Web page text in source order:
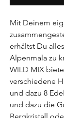
Mit Deinem
erhältst Du
Alpenmala zu
WILD MIX
verschiedene
und dazu 8
und dazu die